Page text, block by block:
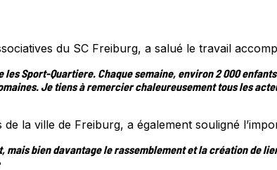
du SC Freiburg, a salué le travail
Sport-Quartiere. Chaque semaine, environ 2 000
Je tiens à remercier chaleureusement tous les
la ville de Freiburg, a également souligné
mais bien davantage le rassemblement et la création de